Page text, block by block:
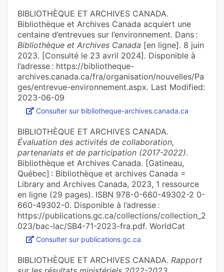
BIBLIOTHÈQUE ET ARCHIVES CANADA.
Bibliothèque et Archives Canada acquiert une
centaine d’entrevues sur l’environnement. Dans :
Bibliothèque et Archives Canada [en ligne]. 8 juin
2023. [Consulté le 23 avril 2024]. Disponible à
l’adresse : https://bibliotheque-
archives.canada.ca/fra/organisation/nouvelles/Pa
ges/entrevue-environnement.aspx. Last Modified:
2023-06-09
Consulter sur bibliotheque-archives.canada.ca
BIBLIOTHÈQUE ET ARCHIVES CANADA.
Évaluation des activités de collaboration,
partenariats et de participation (2017-2022).
Bibliothèque et Archives Canada. [Gatineau,
Québec] : Bibliothèque et archives Canada =
Library and Archives Canada, 2023, 1 ressource
en ligne (29 pages). ISBN 978-0-660-49302-2 0-
660-49302-0. Disponible à l’adresse :
https://publications.gc.ca/collections/collection_2
023/bac-lac/SB4-71-2023-fra.pdf. WorldCat
Consulter sur publications.gc.ca
BIBLIOTHÈQUE ET ARCHIVES CANADA. Rapport